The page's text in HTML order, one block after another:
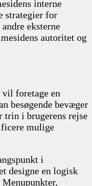
interne
strategier for
eksterne
autoritet og
vil foretage en
besøgende bevæger
trin i brugerens rejse
mulige
i
designe en logisk